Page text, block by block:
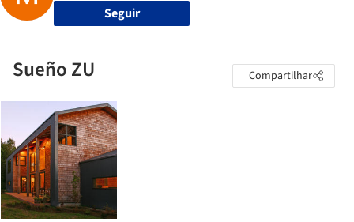
Seguir
Sueño ZU Compartilhar